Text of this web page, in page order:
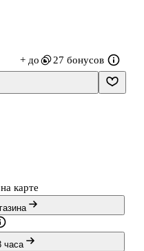
+ до 27 бонусов
на карте
часа